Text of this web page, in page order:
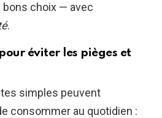
bons choix — avec
.
éviter les pièges et
simples peuvent
consommer au quotidien :